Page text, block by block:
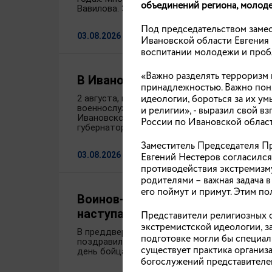
Вавилова. Знание.Премия реализуется в
03.08.2026
В Ивановской области
2 августа, в годовщину образования
военнослужащих и ветеранов поздравили
Ивановского соединения ВДВ –
губернатор региона Станислав
03.08.2026
Воинов-десантников,
наступающим
В преддверии Дня воздушно-десантных
поздравили с праздником военнослужащих,
день бойцам 98-й гвардейской воздушно-
объединений региона,
Под председательством
Ивановской области
воспитании молодежи и
«Важно разделять
принадлежностью. Важно
идеологии, бороться за их
и религии», - выразил свой
России по Ивановской
Заместитель Председателя
Евгений Нестеров
противодействия
родителями – важная задача
его поймут и примут. Этим
Представители
экстремистской идеологии,
подготовке могли бы
существует практика
богослужений